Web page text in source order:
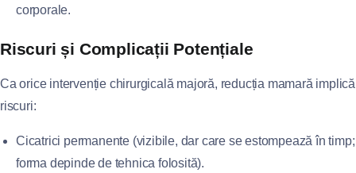
corporale.
Riscuri și Complicații Potențiale
Ca orice intervenție chirurgicală majoră, reducția mamară implică
riscuri:
Cicatrici permanente (vizibile, dar care se estompează în timp;
forma depinde de tehnica folosită).